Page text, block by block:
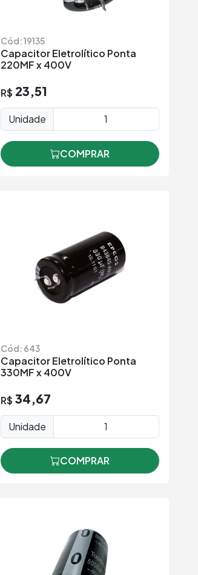
Cód: 19135
Capacitor Eletrolítico Ponta
220MF x 400V
R$ 23,51
Unidade
COMPRAR
Cód: 643
Capacitor Eletrolítico Ponta
330MF x 400V
R$ 34,67
Unidade
COMPRAR